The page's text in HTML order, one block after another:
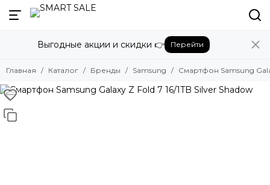
Назад
Бренды
Amazon
Apple
Bose
Выгодные акции и скидки 👉 Перейти
Главная Каталог Бренды Samsung Смартфон Samsung